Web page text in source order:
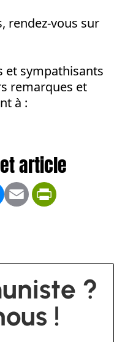
rendez-vous sur
et sympathisants
remarques et
à :
Messenger
Email
?
!